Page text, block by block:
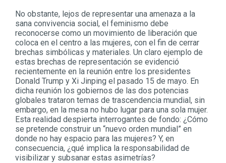
No obstante, lejos de representar una amenaza a la
sana convivencia social, el feminismo debe
reconocerse como un movimiento de liberación que
coloca en el centro a las mujeres, con el fin de cerrar
brechas simbólicas y materiales. Un claro ejemplo de
estas brechas de representación se evidenció
recientemente en la reunión entre los presidentes
Donald Trump y Xi Jinping el pasado 15 de mayo. En
dicha reunión los gobiernos de las dos potencias
globales trataron temas de trascendencia mundial, sin
embargo, en la mesa no hubo lugar para una sola mujer.
Esta realidad despierta interrogantes de fondo: ¿Cómo
se pretende construir un “nuevo orden mundial” en
donde no hay espacio para las mujeres? Y, en
consecuencia, ¿qué implica la responsabilidad de
visibilizar y subsanar estas asimetrías?